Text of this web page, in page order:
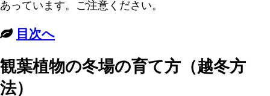
あっています。ご注意ください。
目次へ
観葉植物の冬場の育て方（越冬方
法）